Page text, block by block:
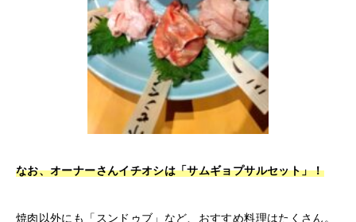
なお、オーナーさんイチオシは「サムギョプサルセット」！
焼肉以外にも「スンドゥブ」など、おすすめ料理はたくさん。